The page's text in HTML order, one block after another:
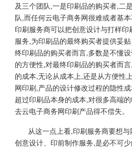
及三个团队,一是印刷品的购买者,二
队,而任何云电子商务网很难或者基
印刷服务商可以把创意设计与打样
服务,为印刷品的最终购买者提供妥
终印刷品的购买者而言,多数是不懂
的方便性,对最终印刷品的购买者而
的成本,无论从成本上,还是从方便性
网印刷,产品的设计修改过程的隐性
超过印刷品本身的成本,对很多高端
去云电子商务网印刷产品得不偿失。
从这一点上看,印刷服务商要想
创意设计、印前制作服务,是必不可